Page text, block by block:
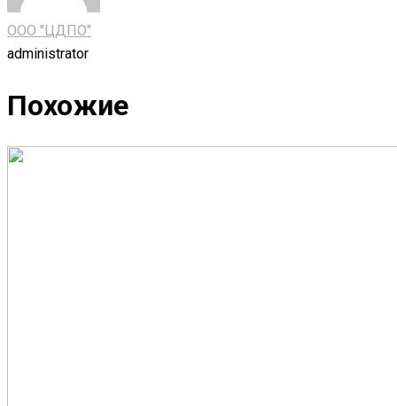
ООО "ЦДПО"
administrator
Похожие